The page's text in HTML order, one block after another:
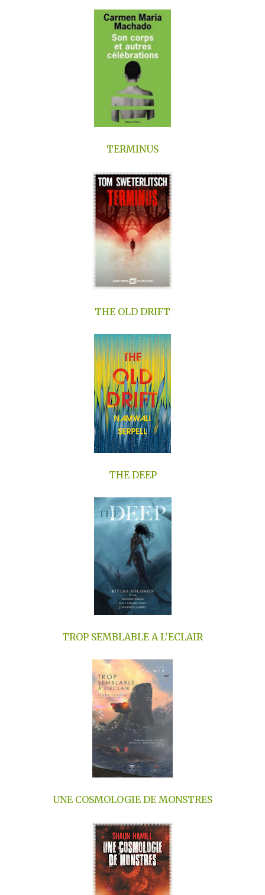
TERMINUS
THE OLD DRIFT
THE DEEP
TROP SEMBLABLE A L'ECLAIR
UNE COSMOLOGIE DE MONSTRES